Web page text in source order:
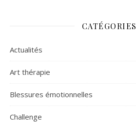
CATÉGORIES
Actualités
Art thérapie
Blessures émotionnelles
Challenge